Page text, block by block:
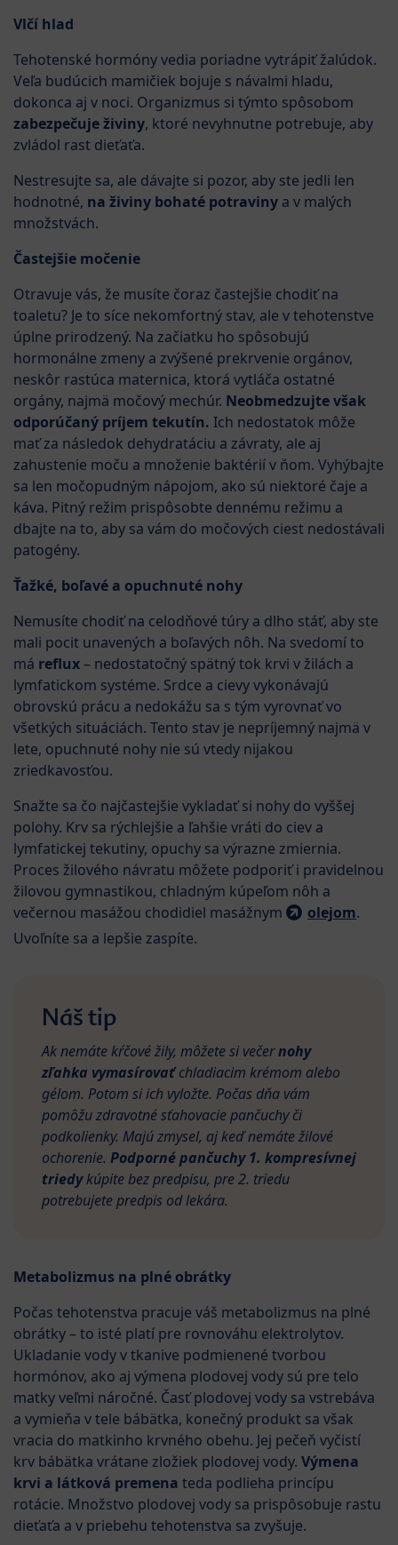
Vlčí hlad
Tehotenské hormóny vedia poriadne vytrápiť žalúdok.
Veľa budúcich mamičiek bojuje s návalmi hladu,
dokonca aj v noci. Organizmus si týmto spôsobom
zabezpečuje živiny, ktoré nevyhnutne potrebuje, aby
zvládol rast dieťaťa.
Nestresujte sa, ale dávajte si pozor, aby ste jedli len
hodnotné, na živiny bohaté potraviny a v malých
množstvách.
Častejšie močenie
Otravuje vás, že musíte čoraz častejšie chodiť na
toaletu? Je to síce nekomfortný stav, ale v tehotenstve
úplne prirodzený. Na začiatku ho spôsobujú
hormonálne zmeny a zvýšené prekrvenie orgánov,
neskôr rastúca maternica, ktorá vytláča ostatné
orgány, najmä močový mechúr. Neobmedzujte však
odporúčaný príjem tekutín. Ich nedostatok môže
mať za následok dehydratáciu a závraty, ale aj
zahustenie moču a množenie baktérií v ňom. Vyhýbajte
sa len močopudným nápojom, ako sú niektoré čaje a
káva. Pitný režim prispôsobte dennému režimu a
dbajte na to, aby sa vám do močových ciest nedostávali
patogény.
Ťažké, boľavé a opuchnuté nohy
Nemusíte chodiť na celodňové túry a dlho stáť, aby ste
mali pocit unavených a boľavých nôh. Na svedomí to
má reflux– nedostatočný spätný tok krvi v žilách a
lymfatickom systéme. Srdce a cievy vykonávajú
obrovskú prácu a nedokážu sa s tým vyrovnať vo
všetkých situáciách. Tento stav je nepríjemný najmä v
lete, opuchnuté nohy nie sú vtedy nijakou
zriedkavosťou.
Snažte sa čo najčastejšie vykladať si nohy do vyššej
polohy. Krv sa rýchlejšie a ľahšie vráti do ciev a
lymfatickej tekutiny, opuchy sa výrazne zmiernia.
Proces žilového návratu môžete podporiť i pravidelnou
žilovou gymnastikou, chladným kúpeľom nôh a
večernou masážou chodidiel masážnym
olejom.
Uvoľníte sa a lepšie zaspíte.
Náš tip
Ak nemáte kŕčové žily, môžete si večernohy
zľahka vymasírovaťchladiacim krémom alebo
gélom. Potom si ich vyložte. Počas dňa vám
pomôžu zdravotné sťahovacie pančuchy či
podkolienky. Majú zmysel, aj keď nemáte žilové
ochorenie. Podporné pančuchy 1. kompresívnej
triedykúpite bez predpisu, pre 2. triedu
potrebujete predpis od lekára.
Metabolizmus na plné obrátky
Počas tehotenstva pracuje váš metabolizmus na plné
obrátky – to isté platí pre rovnováhu elektrolytov.
Ukladanie vody v tkanive podmienené tvorbou
hormónov, ako aj výmena plodovej vody sú pre telo
matky veľmi náročné. Časť plodovej vody sa vstrebáva
a vymieňa v tele bábätka, konečný produkt sa však
vracia do matkinho krvného obehu. Jej pečeň vyčistí
krv bábätka vrátane zložiek plodovej vody. Výmena
krvi a látková premena teda podlieha princípu
rotácie. Množstvo plodovej vody sa prispôsobuje rastu
dieťaťa a v priebehu tehotenstva sa zvyšuje.